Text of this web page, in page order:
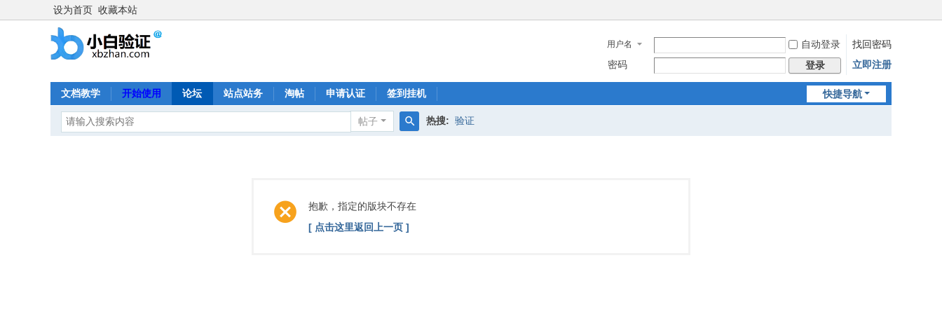
设为首页 收藏本站
用户名 自动登录
找回密码
密码
登录 立即注册
快捷导航
文档教学 开始使用 论坛 站点站务 淘帖 申请认证 签到挂机
帖子 热搜: 验证
抱歉，指定的版块不存在
[ 点击这里返回上一页 ]